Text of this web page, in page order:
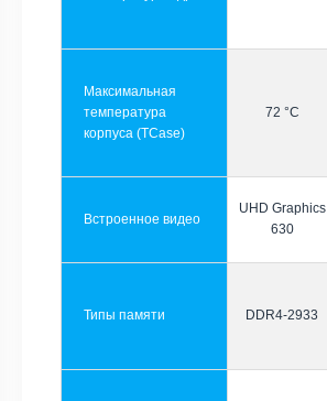
Максимальная
температура
корпуса (TCase)
72 °C
Встроенное видео
UHD Graphics
630
Типы памяти DDR4-2933